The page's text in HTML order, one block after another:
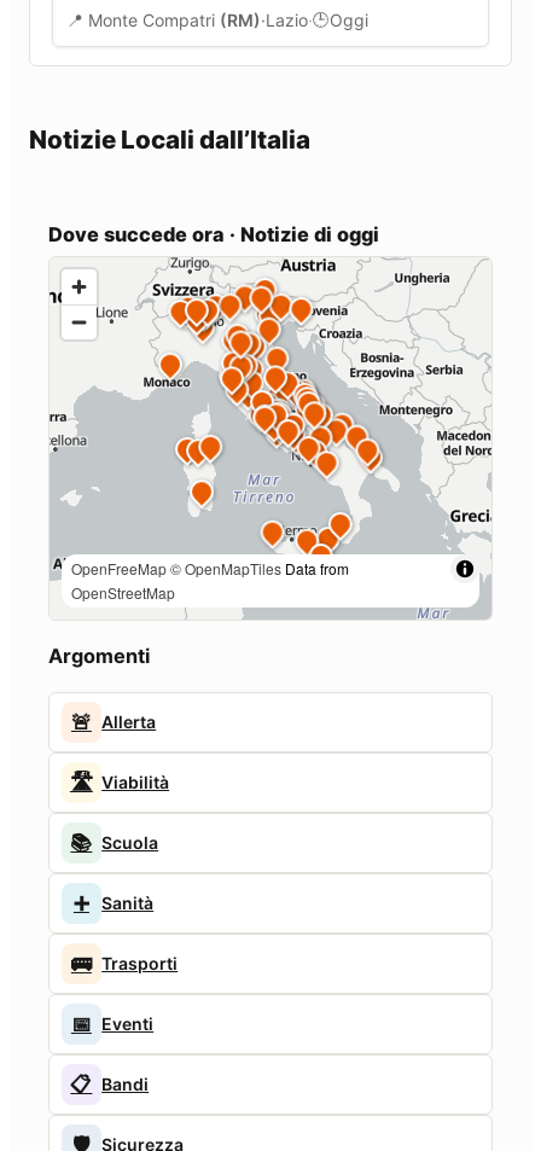
Monte Compatri, concerto gratuito dei Nomadi:
appuntamento il 16 agosto
📍 Monte Compatri (RM)·Lazio·🕒Oggi
Notizie Locali dall’Italia
Dove succede ora · Notizie di oggi
OpenFreeMap© OpenMapTiles Data from
OpenStreetMap
Argomenti
🚨 Allerta
🛣️ Viabilità
📚 Scuola
➕ Sanità
🚌 Trasporti
📅 Eventi
📋 Bandi
🛡️ Sicurezza